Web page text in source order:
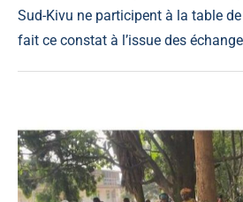
Sud-Kivu ne participent à la table
fait ce constat à l’issue des